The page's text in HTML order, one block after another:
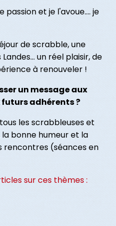
passion et je l'avoue…. je
de scrabble, une
un réel plaisir, de
à renouveler !
un message aux
futurs adhérents ?
les scrabbleuses et
bonne humeur et la
rencontres (séances en
sur ces thèmes :